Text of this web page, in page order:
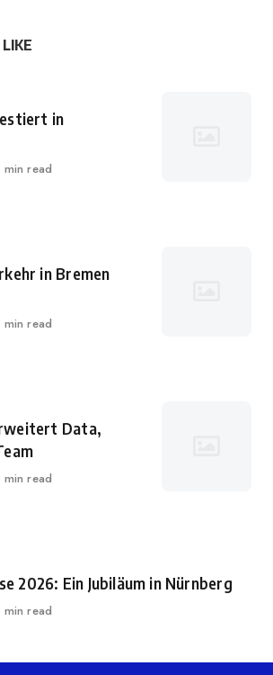
in
min read
in Bremen
min read
Data,
min read
2026: Ein Jubiläum in Nürnberg
min read